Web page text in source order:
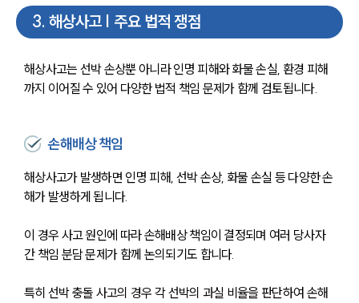
3. 해상사고 | 주요 법적 쟁점
해상사고는 선박 손상뿐 아니라 인명 피해와 화물 손실, 환경 피해
까지 이어질 수 있어 다양한 법적 책임 문제가 함께 검토됩니다.
손해배상 책임
해상사고가 발생하면 인명 피해, 선박 손상, 화물 손실 등 다양한 손
해가 발생하게 됩니다.
이 경우 사고 원인에 따라 손해배상 책임이 결정되며 여러 당사자
간 책임 분담 문제가 함께 논의되기도 합니다.
특히 선박 충돌 사고의 경우 각 선박의 과실 비율을 판단하여 손해